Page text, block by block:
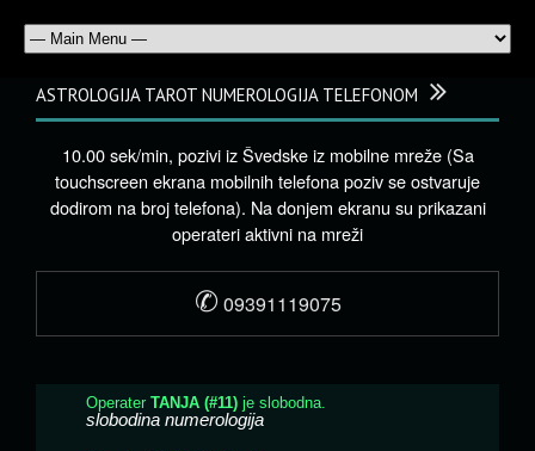
ASTROLOGIJA TAROT NUMEROLOGIJA TELEFONOM
10.00 sek/min, pozivi iz Švedske iz mobilne mreže (Sa
touchscreen ekrana mobilnih telefona poziv se ostvaruje
dodirom na broj telefona). Na donjem ekranu su prikazani
operateri aktivni na mreži
✆ 09391119075